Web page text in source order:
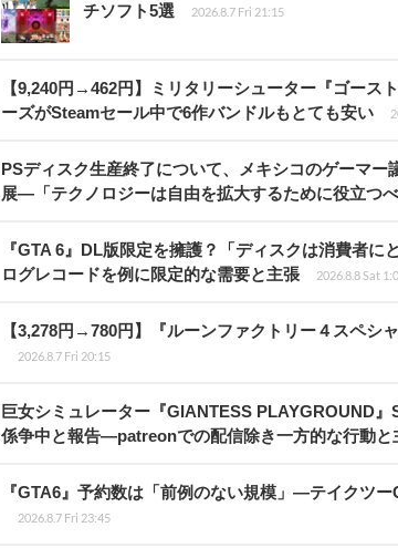
チソフト5選
2026.8.7 Fri 21:15
【9,240円→462円】ミリタリーシューター『ゴース
ーズがSteamセール中で6作バンドルもとても安い
PSディスク生産終了について、メキシコのゲーマ
展―「テクノロジーは自由を拡大するために役立つべ
『GTA 6』DL版限定を擁護？「ディスクは消費者
ログレコードを例に限定的な需要と主張
2026.8.8 Sat
【3,278円→780円】『ルーンファクトリー４スペシ
2026.8.7 Fri 20:15
巨女シミュレーター『GIANTESS PLAYGROUND
係争中と報告―patreonでの配信除き一方的な行動と
『GTA6』予約数は「前例のない規模」―テイクツー
2026.8.7 Fri 23:45